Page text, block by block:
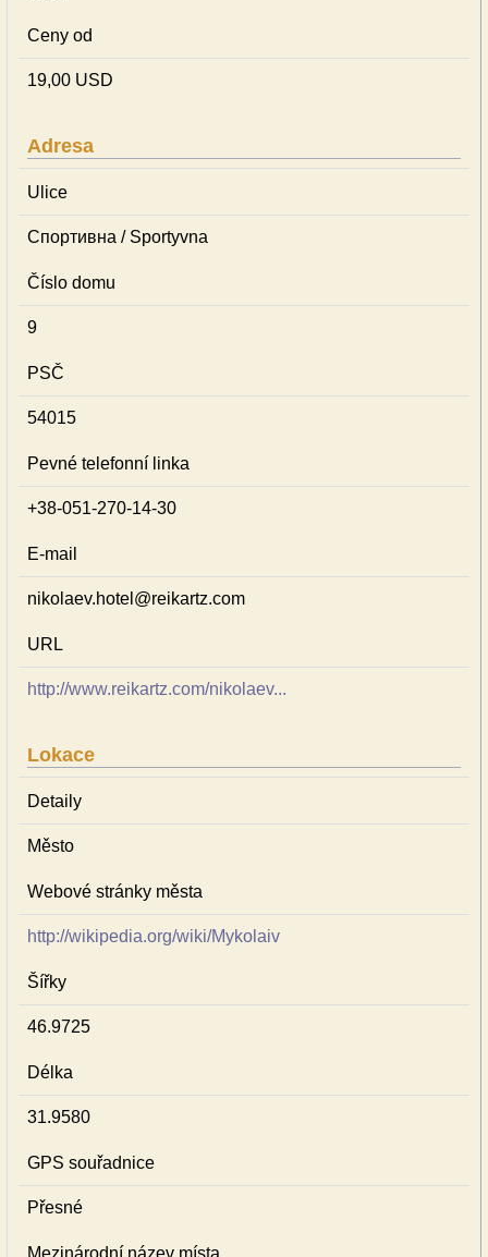
Ceny od
19,00 USD
Adresa
Ulice
Спортивна / Sportyvna
Číslo domu
9
PSČ
54015
Pevné telefonní linka
+38-051-270-14-30
E-mail
nikolaev.hotel@reikartz.com
URL
http://www.reikartz.com/nikolaev...
Lokace
Detaily
Město
Webové stránky města
http://wikipedia.org/wiki/Mykolaiv
Šířky
46.9725
Délka
31.9580
GPS souřadnice
Přesné
Mezinárodní název místa